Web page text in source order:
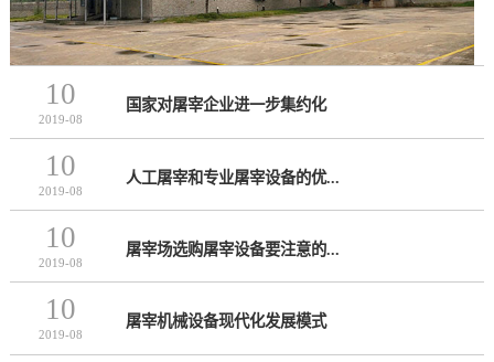
10
2019-08
国家对屠宰企业进一步集约化
10
2019-08
人工屠宰和专业屠宰设备的优...
10
2019-08
屠宰场选购屠宰设备要注意的...
10
2019-08
屠宰机械设备现代化发展模式